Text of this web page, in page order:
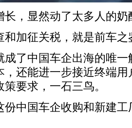
长，显然动了太多人的奶
和加征关税，就是前车之
成了中国车企出海的唯
，还能进一步接近终端
要求，一石三鸟。
份中国车企收购和新建